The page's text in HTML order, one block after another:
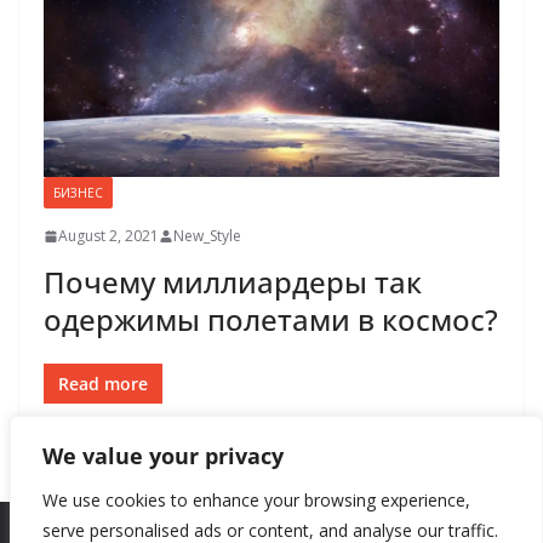
We value your privacy
We use cookies to enhance your browsing experience,
serve personalised ads or content, and analyse our traffic.
БИЗНЕС
August 2, 2021 New_Style
Почему миллиардеры так
одержимы полетами в космос?
Read more